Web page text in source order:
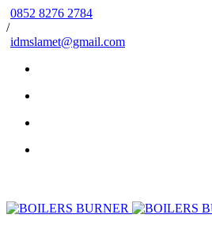
0852 8276 2784
/
idmslamet@gmail.com